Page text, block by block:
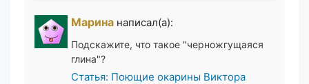
Марина написал(а):
Подскажите, что такое "черножгущаяся
глина"?
Статья: Поющие окарины Виктора